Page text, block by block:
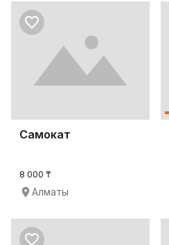
Самокат
8 000 ₸
Алматы